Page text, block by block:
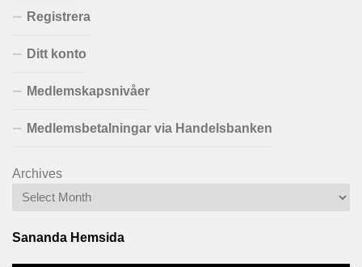
Registrera
Ditt konto
Medlemskapsnivåer
Medlemsbetalningar via Handelsbanken
Archives
Sananda Hemsida